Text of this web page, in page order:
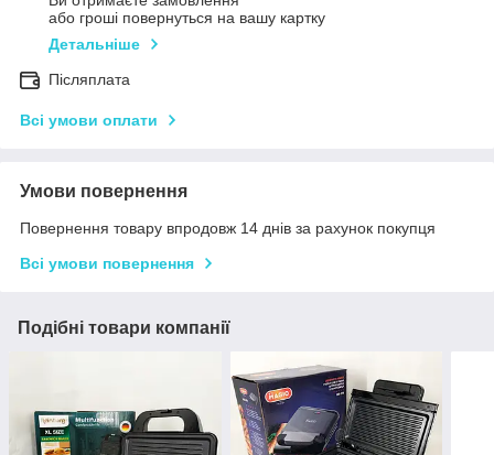
або гроші повернуться на вашу картку
Детальніше
Післяплата
Всі умови оплати
Умови повернення
Повернення товару впродовж 14 днів за рахунок покупця
Всі умови повернення
Подібні товари компанії